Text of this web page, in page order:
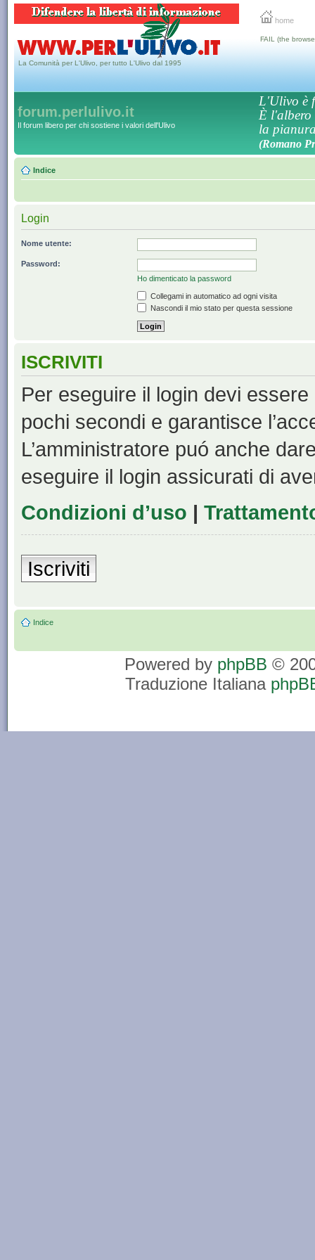
home
La Comunità per L'Ulivo, per tutto L'Ulivo dal 1995
FAIL (the
forum.perlulivo.it
Il forum libero per chi sostiene i valori dell'Ulivo
L'Ulivo è
È l'albero
la
(Romano
Indice
Login
Nome utente:
Password:
Ho dimenticato la password
Collegami in automatico ad ogni visita
Nascondi il mio stato per questa sessione
ISCRIVITI
Per eseguire il login devi
pochi secondi e garantisce
L’amministratore puó anche
eseguire il login assicurati di
Condizioni d’uso |
Iscriviti
Indice
Powered by phpBB ©
Traduzione Italiana